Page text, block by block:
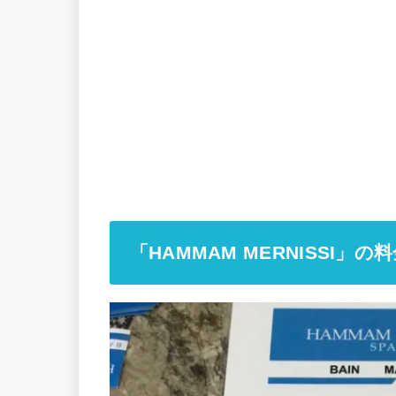
「HAMMAM MERNISSI」の